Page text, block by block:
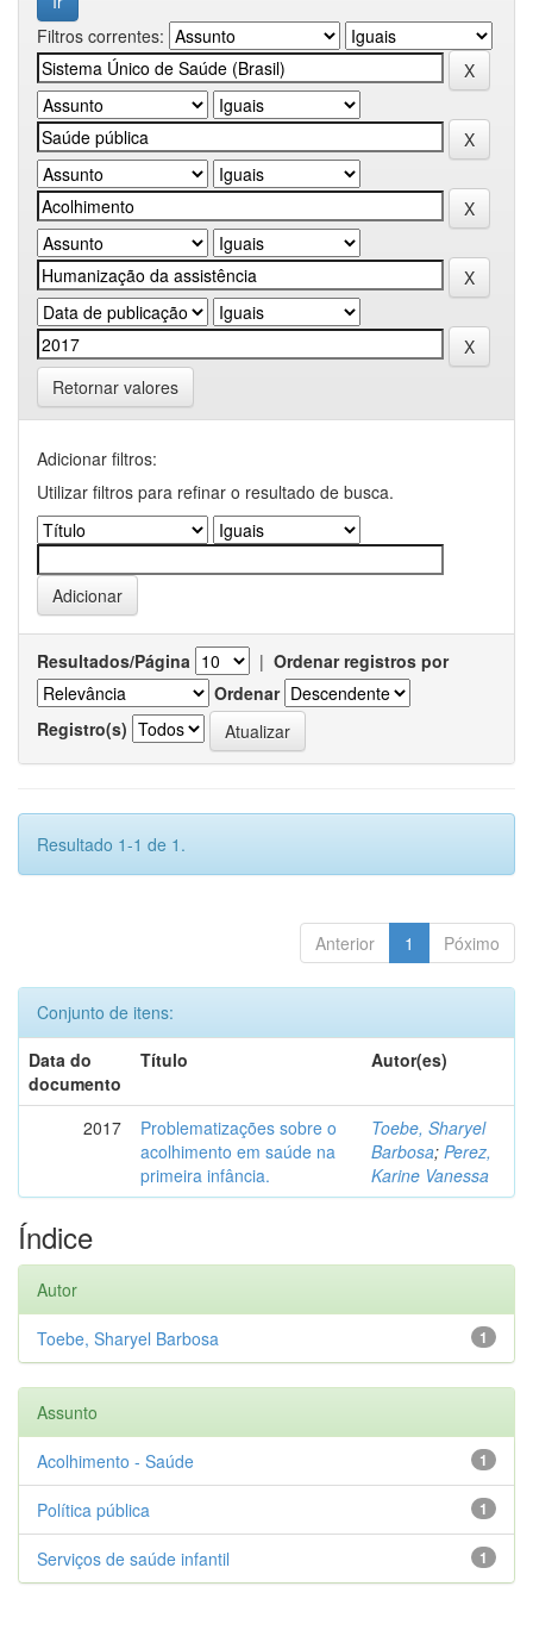
Filtros correntes:
Retornar valores
Adicionar filtros:
Utilizar filtros para refinar o resultado de busca.
Resultados/Página | Ordenar registros por
Ordenar
Registro(s)
Resultado 1-1 de 1.
Anterior 1 Póximo
Conjunto de itens:
Data do
documento
Título Autor(es)
2017
Problematizações sobre o
acolhimento em saúde na
primeira infância.
Toebe, Sharyel
Barbosa; Perez,
Karine Vanessa
Índice
Autor
1
Toebe, Sharyel Barbosa
Assunto
1
Acolhimento - Saúde
1
Política pública
1
Serviços de saúde infantil